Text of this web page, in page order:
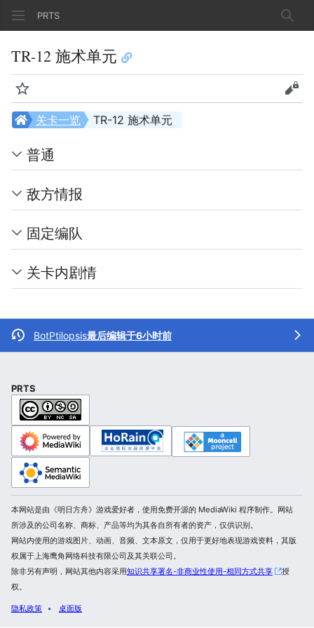
PRTS 搜索
TR-12 施术单元
监视 查看
TR-12 施术单元
关卡一览
普通
敌方情报
固定编队
关卡内剧情
BotPtilopsis最后编辑于6小时前
PRTS
本网站是由《明日方舟》游戏爱好者，使用免费开源的 MediaWiki 程序制作。网站
所涉及的公司名称、商标、产品等均为其各自所有者的资产，仅供识别。
网站内使用的游戏图片、动画、音频、文本原文，仅用于更好地表现游戏资料，其版
权属于上海鹰角网络科技有限公司及其关联公司。
除非另有声明，网站其他内容采用知识共享署名-非商业性使用-相同方式共享
授
权。
隐私政策 桌面版